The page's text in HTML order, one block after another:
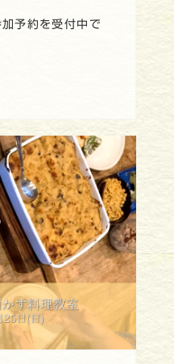
予約を受付中で